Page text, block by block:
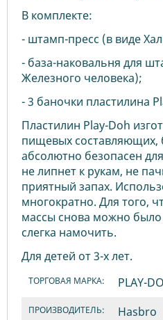
В комплекте:
- штамп-пресс (в виде
- база-наковальня для
Железного человека);
- 3 баночки пластилина
Пластилин Play-Doh
пищевых составляющих,
абсолютно безопасен
не липнет к рукам, не
приятный запах.
многократно. Для того,
массы снова можно было
слегка намочить.
Для детей от 3-х лет.
ТОРГОВАЯ МАРКА: PLAY-
ПРОИЗВОДИТЕЛЬ: Hasbro